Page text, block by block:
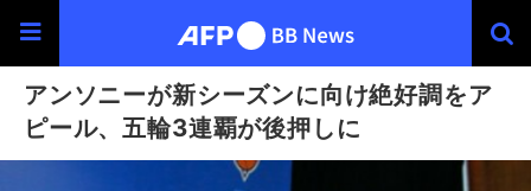
アンソニーが新シーズンに向け絶好調をア
ピール、五輪3連覇が後押しに